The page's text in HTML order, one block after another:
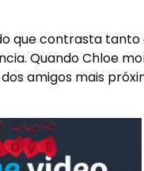
que contrasta
Quando Chloe
amigos mais